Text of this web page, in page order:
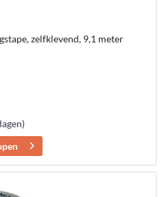
zelfklevend, 9,1 meter